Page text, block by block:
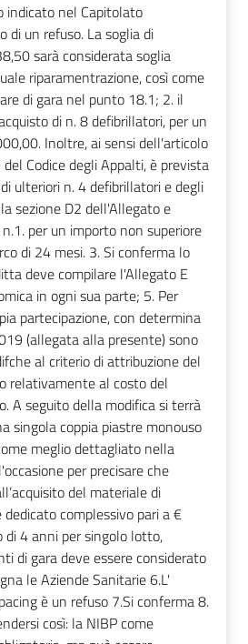
indicato nel Capitolato
di un refuso. La soglia di
sarà considerata soglia
riparamentrazione, così come
di gara nel punto 18.1; 2. il
di n. 8 defibrillatori, per un
Inoltre, ai sensi dell'articolo
Codice degli Appalti, è prevista
ulteriori n. 4 defibrillatori e degli
sezione D2 dell'Allegato e
per un importo non superiore
di 24 mesi. 3. Si conferma lo
deve compilare l'Allegato E
in ogni sua parte; 5. Per
partecipazione, con determina
(allegata alla presente) sono
al criterio di attribuzione del
relativamente al costo del
A seguito della modifica si terrà
singola coppia piastre monouso
meglio dettagliato nella
per precisare che
del materiale di
complessivo pari a €
di 4 anni per singolo lotto,
di gara deve essere considerato
le Aziende Sanitarie 6.L'
è un refuso 7.Si conferma 8.
così: la NIBP come